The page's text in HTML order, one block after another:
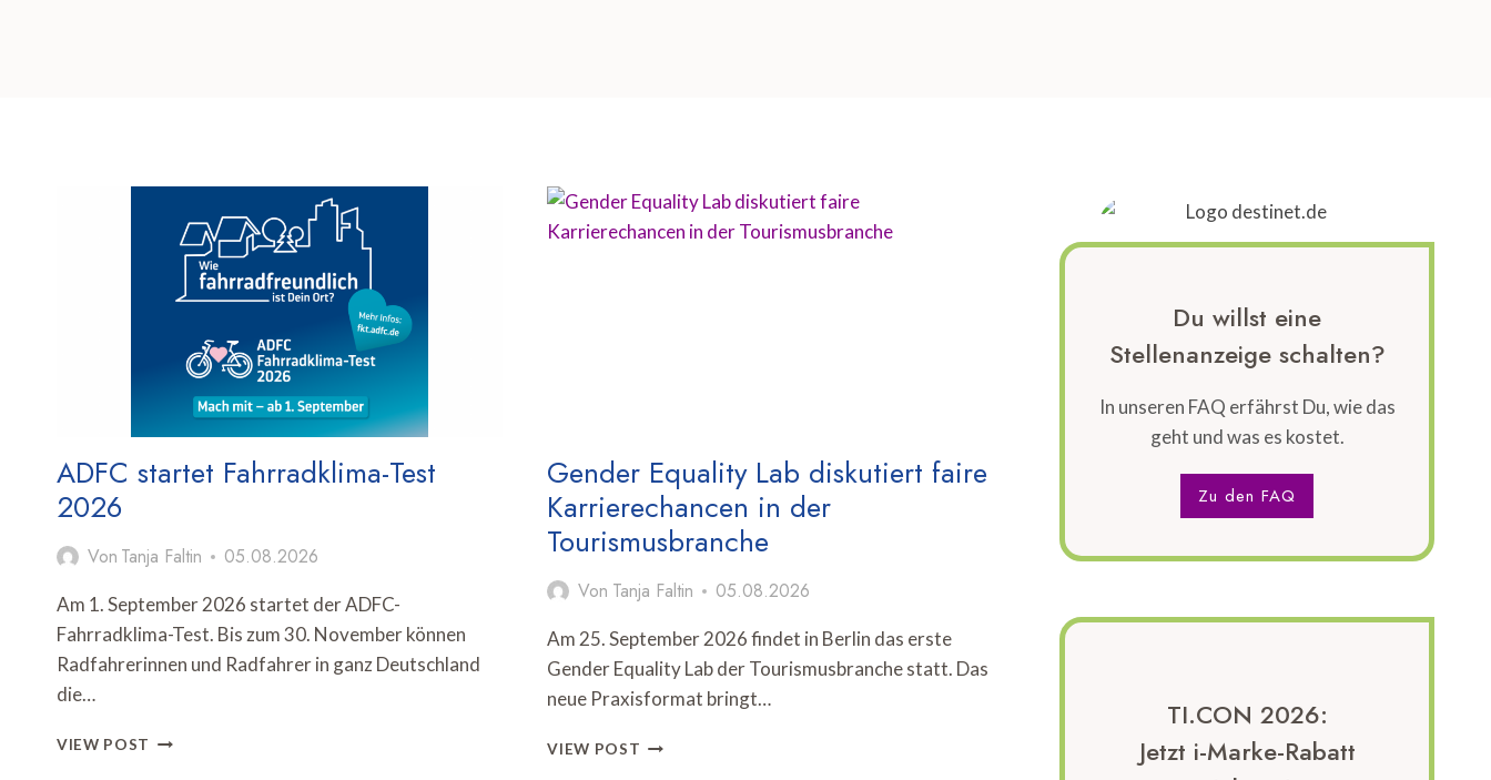
ADFC startet Fahrradklima-Test
2026
Von Tanja Faltin 05.08.2026
Am 1. September 2026 startet der ADFC-
Fahrradklima-Test. Bis zum 30. November können
Radfahrerinnen und Radfahrer in ganz Deutschland
die…
VIEW POST ADFC
Gender Equality Lab diskutiert faire
Karrierechancen in der
Tourismusbranche
Von Tanja Faltin 05.08.2026
Am 25. September 2026 findet in Berlin das erste
Gender Equality Lab der Tourismusbranche statt. Das
neue Praxisformat bringt…
VIEW POST GENDER
Du willst eine
Stellenanzeige schalten?
In unseren FAQ erfährst Du, wie das
geht und was es kostet.
Zu den FAQ
TI.CON 2026:
Jetzt i-Marke-Rabatt